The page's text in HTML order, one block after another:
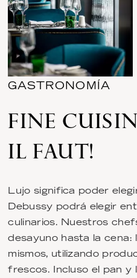
GASTRONOMÍA
FINE
IL FAUT!
Lujo significa poder
Debussy podrá elegir
culinarios. Nuestros
desayuno hasta la cena:
mismos, utilizando
frescos. Incluso el pan y